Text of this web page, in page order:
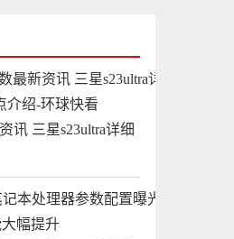
讯 三星s23ultra详细